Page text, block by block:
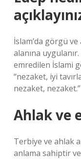
İslam’da görgü
alanına
emredilen İslami
“nezaket, iyi
nezaket, nezaket.”
Ahlak ve
Terbiye ve ahlak
anlama sahiptir